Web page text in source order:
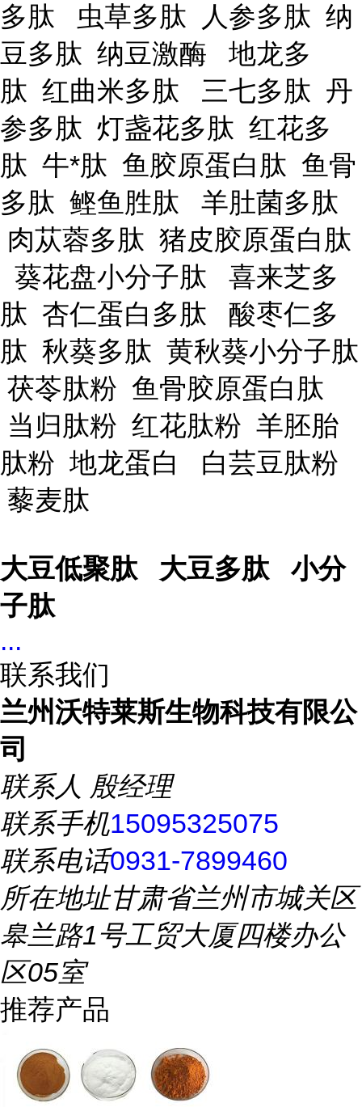
多肽 虫草多肽 人参多肽 纳
豆多肽 纳豆激酶 地龙多
肽 红曲米多肽 三七多肽 丹
参多肽 灯盏花多肽 红花多
肽 牛*肽 鱼胶原蛋白肽 鱼骨
多肽 鲣鱼胜肽 羊肚菌多肽
肉苁蓉多肽 猪皮胶原蛋白肽
葵花盘小分子肽 喜来芝多
肽 杏仁蛋白多肽 酸枣仁多
肽 秋葵多肽 黄秋葵小分子肽
茯苓肽粉 鱼骨胶原蛋白肽
当归肽粉 红花肽粉 羊胚胎
肽粉 地龙蛋白 白芸豆肽粉
藜麦肽
大豆低聚肽 大豆多肽 小分
子肽
...
联系我们
兰州沃特莱斯生物科技有限公
司
联系人 殷经理
联系手机15095325075
联系电话0931-7899460
所在地址甘肃省兰州市城关区
皋兰路1号工贸大厦四楼办公
区05室
推荐产品